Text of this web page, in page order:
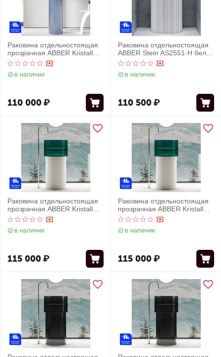
Раковина отдельностоящая
прозрачная ABBER Kristall
AT2702Saphir-H синяя
в наличии
110 000₽
Раковина отдельностоящая
ABBER Stein AS2551-H белая
матовая
в наличии
110 500₽
Раковина отдельностоящая
прозрачная ABBER Kristall
AT2701White-Aquamarin
белый/бирюзовый
в наличии
115 000₽
Раковина отдельностоящая
прозрачная ABBER Kristall
AT2701White-Aquamarin-H
белый/бирюзовый
в наличии
115 000₽